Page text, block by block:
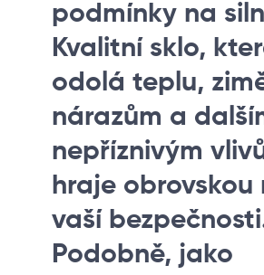
podmínky na
Kvalitní sklo,
odolá teplu,
nárazům a
nepříznivým
hraje obrovskou
vaší
Podobně, jako